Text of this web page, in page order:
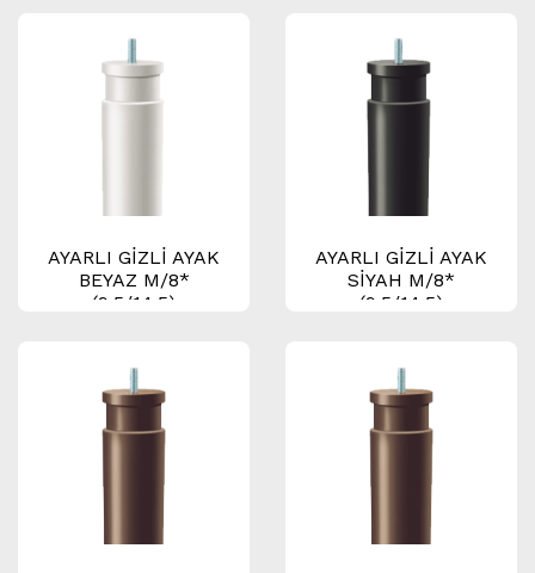
AYARLI GİZLİ AYAK
BEYAZ M/8*
(9.5/14.5)
AYARLI GİZLİ AYAK
SİYAH M/8*
(9.5/14.5)